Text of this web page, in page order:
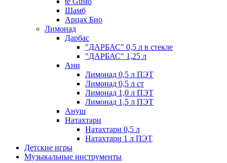
Шамб
Арцах Био
Лимонад
Дарбас
"ДАРБАС" 0,5 л в стекле
"ДАРБАС" 1,25 л
Ани
Лимонад 0,5 л ПЭТ
Лимонад 0,5 л ст
Лимонад 1,0 л ПЭТ
Лимонад 1,5 л ПЭТ
Ануш
Натахтари
Натахтари 0,5 л
Натахтари 1 л ПЭТ
Детские игры
Музыкальные инструменты